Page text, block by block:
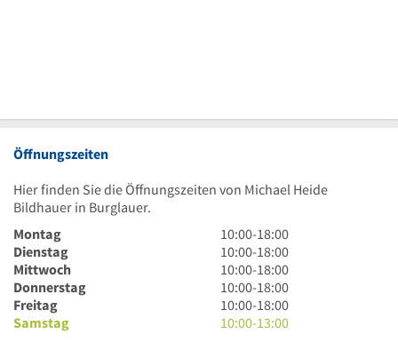
Öffnungszeiten
Hier finden Sie die Öffnungszeiten von Michael Heide
Bildhauer in Burglauer.
Montag
10
Uhr
bis
18
Uhr
10:00-18:00
Dienstag
10
Uhr
bis
18
Uhr
10:00-18:00
Mittwoch
10
Uhr
bis
18
10:00-18:00
Donnerstag
10
Uhr
bis
10:00-18:00
Freitag
10
Uhr
10:00-18:00
Samstag
10
10:00-13:00